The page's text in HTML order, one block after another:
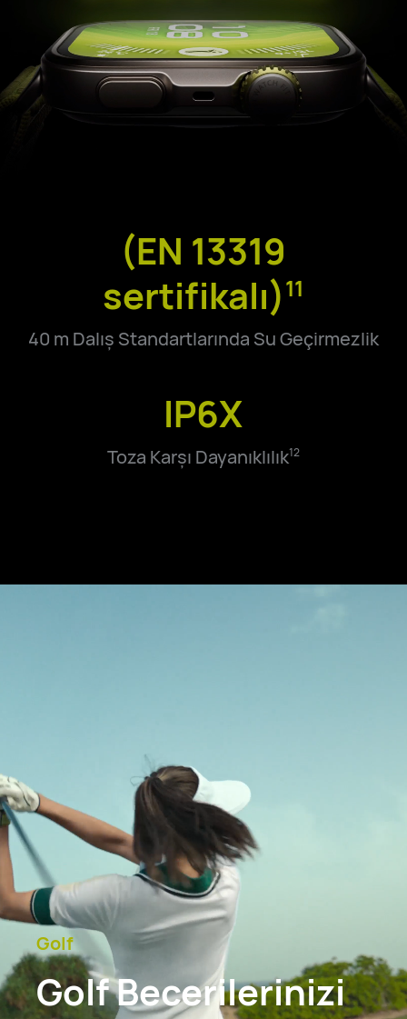
(EN 13319
sertifikalı)11
40 m Dalış Standartlarında Su Geçirmezlik
IP6X
Toza Karşı Dayanıklılık12
Golf
Golf Becerilerinizi